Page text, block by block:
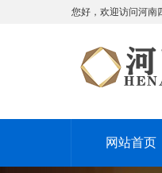
您好，欢迎访问河南
网站首页